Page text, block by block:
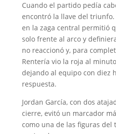
Cuando el partido pedía
encontró la llave del
en la zaga central permitió
solo frente al arco y
no reaccionó y, para
Rentería vio la roja al
dejando al equipo con diez
respuesta.
Jordan García, con dos
cierre, evitó un marcador
como una de las figuras